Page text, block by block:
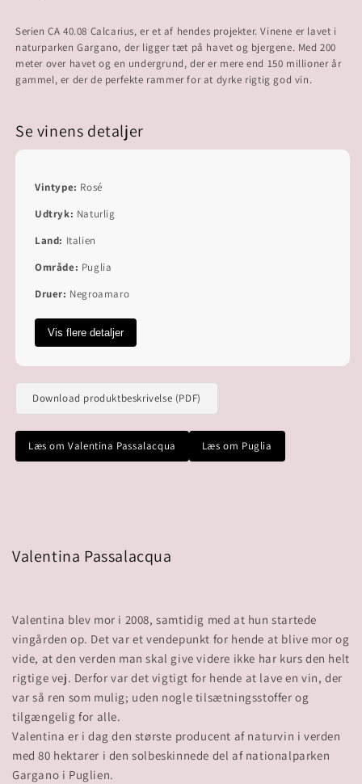
Serien CA 40.08 Calcarius, er et af hendes projekter. Vinene er lavet i
naturparken Gargano, der ligger tæt på havet og bjergene. Med 200
meter over havet og en undergrund, der er mere end 150 millioner år
Se vinens detaljer
Vintype: Rosé
Udtryk: Naturlig
Land: Italien
Område: Puglia
Druer: Negroamaro
Vis flere detaljer
Download produktbeskrivelse (PDF)
Læs om Valentina Passalacqua Læs om Puglia
Valentina Passalacqua
Valentina blev mor i 2008, samtidig med at hun startede
vingården op. Det var et vendepunkt for hende at blive mor og
vide, at den verden man skal give videre ikke har kurs den helt
rigtige vej. Derfor var det vigtigt for hende at lave en vin, der
var så ren som mulig; uden nogle tilsætningsstoffer og
tilgængelig for alle.
Valentina er i dag den største producent af naturvin i verden
med 80 hektarer i den solbeskinnede del af nationalparken